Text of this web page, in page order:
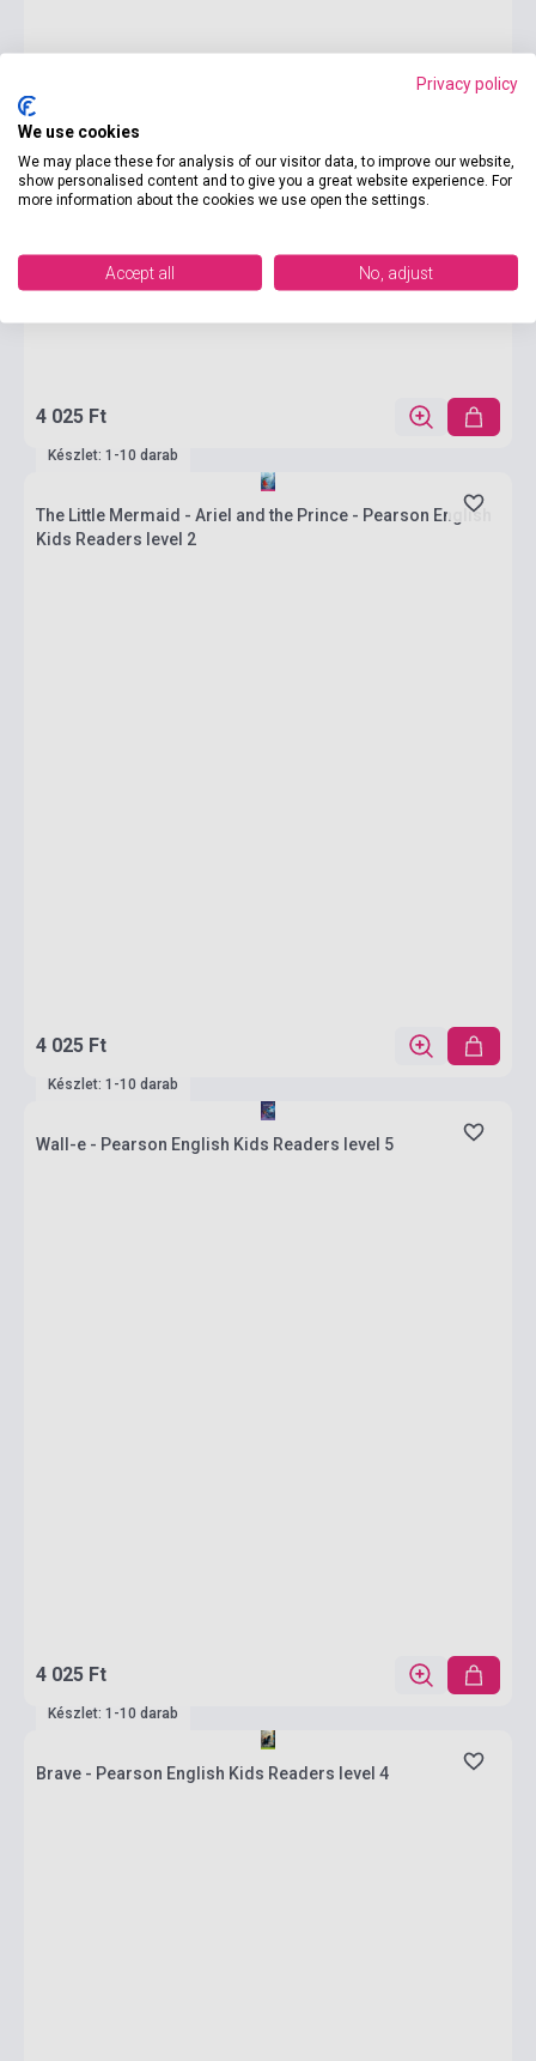
4 025 Ft
Készlet: 1-10 darab
The Little Mermaid - Ariel and the Prince - Pearson English
Kids Readers level 2
4 025 Ft
Készlet: 1-10 darab
Wall-e - Pearson English Kids Readers level 5
4 025 Ft
Készlet: 1-10 darab
Brave - Pearson English Kids Readers level 4
Privacy policy
We use cookies
We may place these for analysis of our visitor data, to improve our website,
show personalised content and to give you a great website experience. For
more information about the cookies we use open the settings.
Accept all No, adjust